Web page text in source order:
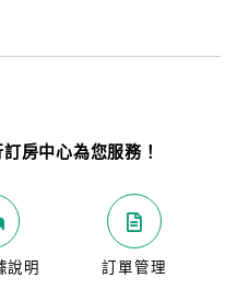
房中心為您服務！
說明 訂單管理